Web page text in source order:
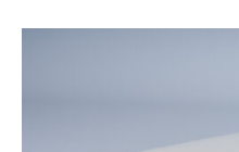
Servicios